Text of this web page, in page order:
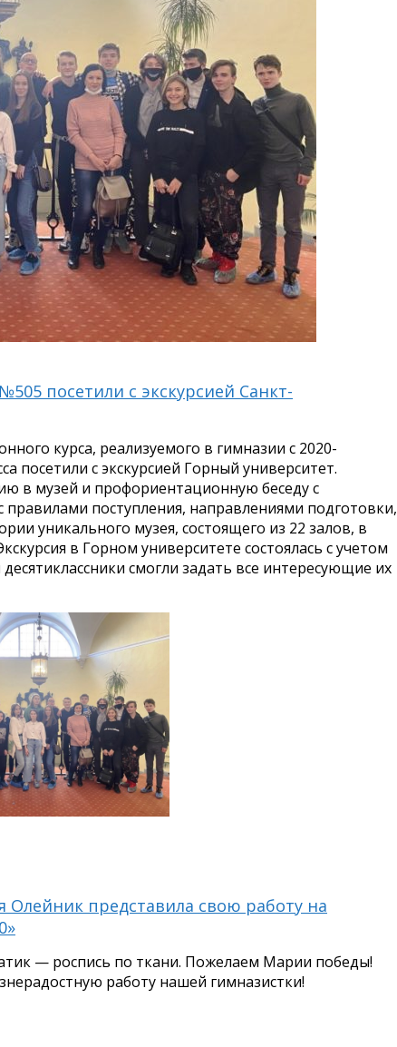
посетили с экскурсией Санкт-
курса, реализуемого в гимназии с 2020-
посетили с экскурсией Горный университет.
в музей и профориентационную беседу с
поступления, направлениями подготовки,
уникального музея, состоящего из 22 залов, в
в Горном университете состоялась с учетом
смогли задать все интересующие их
представила свою работу на
— роспись по ткани. Пожелаем Марии победы!
работу нашей гимназистки!